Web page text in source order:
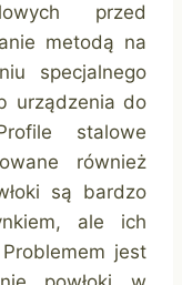
przed
metodą na
specjalnego
urządzenia do
stalowe
również
są bardzo
ale ich
jest